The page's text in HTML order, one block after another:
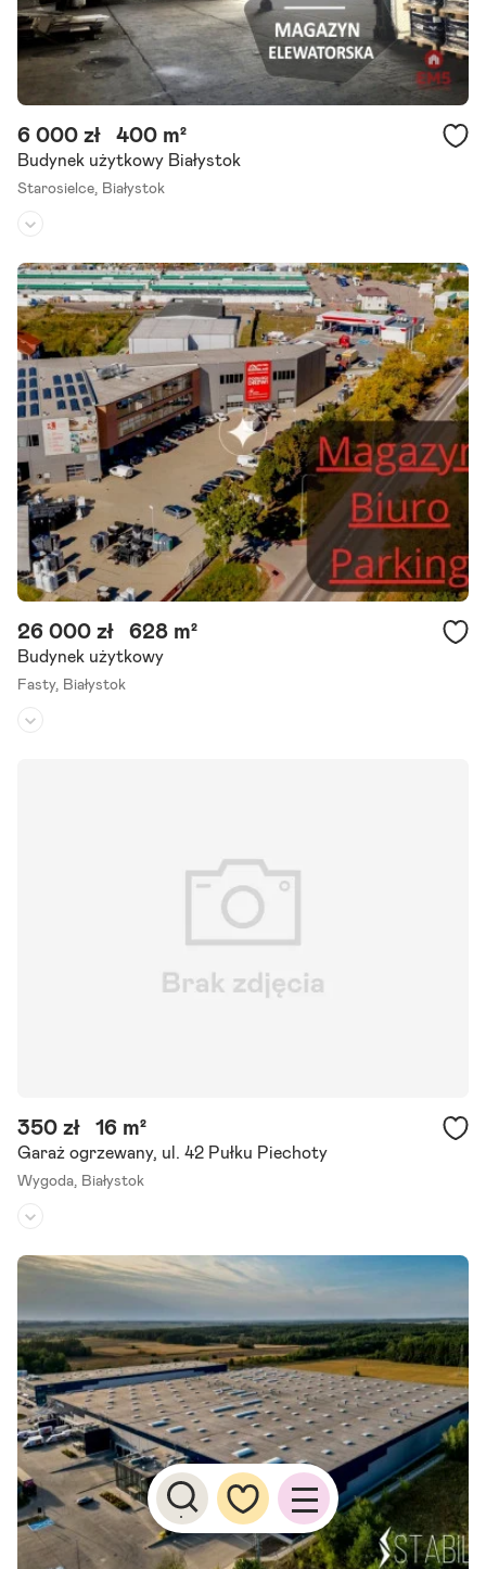
Budynek użytkowy Białystok
Starosielce, Białystok
6 000 zł 400 m²
Przeznaczenie:magazynowe
Powierzchnia działki:3 000 m²
Większość atrakcyjnych nieruchomości w tej okolicy znika zanim t
rafia na portale. Dlatego pracujemy również na ofertach dostępnyc
h tylko dla naszych klientów. Hala - magazyn przy ul.
Szczegóły ogłoszenia
Budynek użytkowy
Fasty, Białystok
26 000 zł 628 m²
ią wynajęcia dodatkowej klimatyzowanej powierzchni biurowej o wie
lkości 125 m . Biuro obejmuje także toaletę, co.
Garaż ogrzewany, ul. 42 Pułku Piechoty
Wygoda, Białystok
350 zł 16 m²
Przeznaczenie: magazynowe
Powierzchnia działki:
Do wynajęcia garaż, o powierzchni 16 m2, położony w bloku przy Pu
łku Piechoty 74 E. Brama wjazdowa do budynku otwierana pilotem.
Treść niniejszego ogłoszenia nie stanowi oferty handlowej.
Szczegóły ogłoszenia